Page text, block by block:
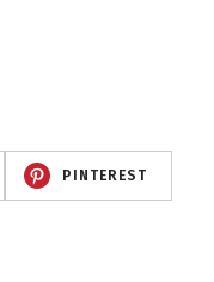
PINTEREST